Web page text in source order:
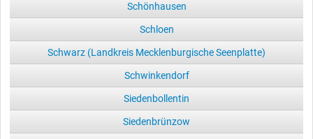
Schönhausen
Schloen
Schwarz (Landkreis Mecklenburgische Seenplatte)
Schwinkendorf
Siedenbollentin
Siedenbrünzow